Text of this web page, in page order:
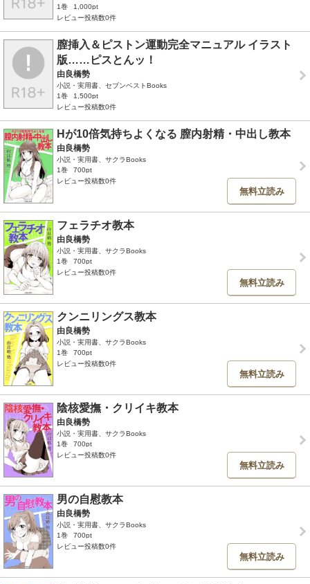
1巻
1,000pt
レビュー投稿数0件
膣挿入＆ピストン運動完全マニュアル イラスト
版……ピスとんッ！
由良橋勢
小説・実用書、セブンベストBooks
1巻
1,500pt
レビュー投稿数0件
Hが10倍気持ちよくなる 膣内射精・中出し教本
由良橋勢
小説・実用書、サクラBooks
1巻
700pt
レビュー投稿数0件
無料立読み
フェラチオ教本
由良橋勢
小説・実用書、サクラBooks
1巻
700pt
レビュー投稿数0件
無料立読み
クンニリングス教本
由良橋勢
小説・実用書、サクラBooks
1巻
700pt
レビュー投稿数0件
無料立読み
陰核愛撫・クリイキ教本
由良橋勢
小説・実用書、サクラBooks
1巻
700pt
レビュー投稿数0件
無料立読み
男の自慰教本
由良橋勢
小説・実用書、サクラBooks
1巻
700pt
レビュー投稿数0件
無料立読み